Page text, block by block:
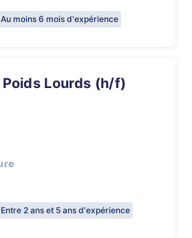
Au moins 6 mois d'expérience
Poids Lourds (h/f)
Entre 2 ans et 5 ans d'expérience